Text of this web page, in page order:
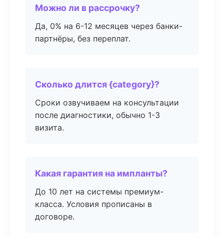
Можно ли в рассрочку?
Да, 0% на 6-12 месяцев через банки-
партнёры, без переплат.
Сколько длится {category}?
Сроки озвучиваем на консультации
после диагностики, обычно 1-3
визита.
Какая гарантия на импланты?
До 10 лет на системы премиум-
класса. Условия прописаны в
договоре.